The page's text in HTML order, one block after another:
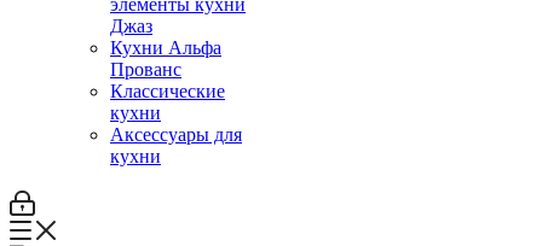
элементы кухни
Джаз
Кухни Альфа
Прованс
Классические
кухни
Аксессуары для
кухни